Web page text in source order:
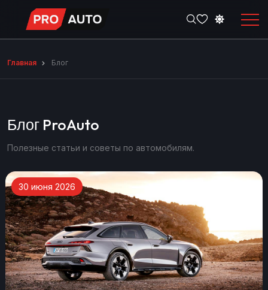
Главная Блог
Блог ProAuto
Полезные статьи и советы по автомобилям.
30 июня 2026